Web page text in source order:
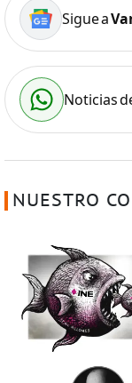
Sigue a
Noticias
NUESTRO